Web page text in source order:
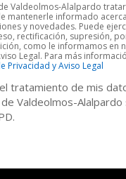
Valdeolmos-Alalpardo
mantenerle informado
y novedades. Puede
rectificación, supresión,
como le informamos en
Legal. Para más
Privacidad y Aviso Legal
tratamiento de mis
Valdeolmos-Alalpardo